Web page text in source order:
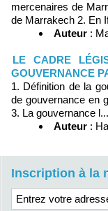
mercenaires de
de Marrakech 2. En
Auteur :
LE CADRE
GOUVERNANCE
1. Définition de la
de gouvernance en
3. La gouvernance l...
Auteur :
Inscription à la